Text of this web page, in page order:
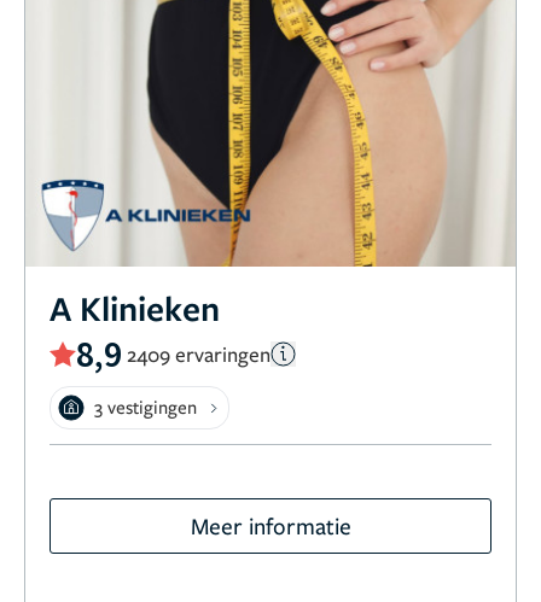
A Klinieken
8,9 2409 ervaringen
3 vestigingen
Meer informatie